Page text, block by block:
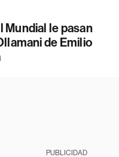
Mundial le pasan
de Emilio
PUBLICIDAD